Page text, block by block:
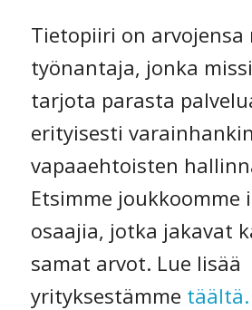
Tietopiiri on arvojensa
työnantaja, jonka
tarjota parasta
erityisesti
vapaaehtoisten
Etsimme joukkoomme
osaajia, jotka jakavat
samat arvot. Lue lisää
yrityksestämme täältä.